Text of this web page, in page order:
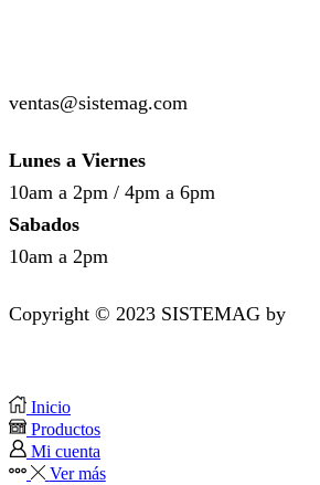
ventas@sistemag.com
Lunes a Viernes
10am a 2pm / 4pm a 6pm
Sabados
10am a 2pm
Copyright © 2023 SISTEMAG by
Inicio
Productos
Mi cuenta
Ver más